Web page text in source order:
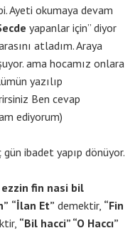
Ayeti okumaya devam
yapanlar için” diyor
atladım. Araya
ama hocamız onlara
yazılıp
Ben cevap
ediyorum)
ibadet yapıp dönüyor.
ezzin fin nasi bil
“İlan Et” demektir, “Fin
“Bil hacci” “O Haccı”